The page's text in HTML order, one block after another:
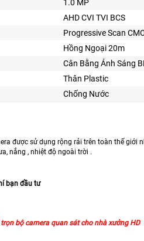
1.0 MP
AHD CVI TVI BCS
Progressive Scan
Hồng Ngoại 20m
Cân Bằng Ánh Sáng
Thân Plastic
Chống Nước
được sử dụng rộng rải trên toàn thế giới
nắng , nhiệt độ ngoài trời .
bạn đầu tư
trọn bộ camera quan sát cho nhà xưởng HD